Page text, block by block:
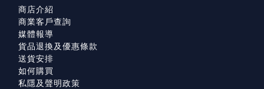
商店介紹
商業客戶查詢
媒體報導
貨品退換及優惠條款
送貨安排
如何購買
私隱及聲明政策